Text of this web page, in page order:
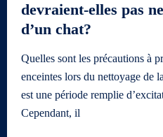
devraient-elles pas
d’un chat?
Quelles sont les précautions à
enceintes lors du nettoyage de
est une période remplie
Cependant, il